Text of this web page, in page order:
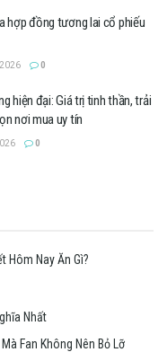
hợp đồng tương lai cổ phiếu
0
hiện đại: Giá trị tinh thần, trải
nơi mua uy tín
0
Hôm Nay Ăn Gì?
Nhất
Fan Không Nên Bỏ Lỡ